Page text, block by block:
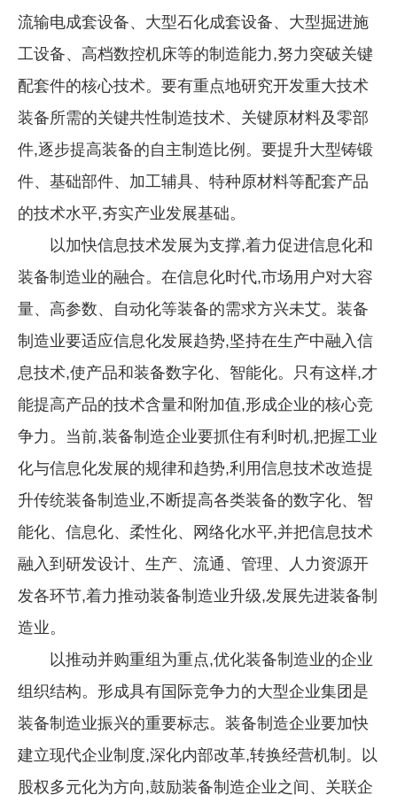
流输电成套设备、大型石化成套设备、大型掘进施
工设备、高档数控机床等的制造能力,努力突破关键
配套件的核心技术。要有重点地研究开发重大技术
装备所需的关键共性制造技术、关键原材料及零部
件,逐步提高装备的自主制造比例。要提升大型铸锻
件、基础部件、加工辅具、特种原材料等配套产品
的技术水平,夯实产业发展基础。
以加快信息技术发展为支撑,着力促进信息化和
装备制造业的融合。在信息化时代,市场用户对大容
量、高参数、自动化等装备的需求方兴未艾。装备
制造业要适应信息化发展趋势,坚持在生产中融入信
息技术,使产品和装备数字化、智能化。只有这样,才
能提高产品的技术含量和附加值,形成企业的核心竞
争力。当前,装备制造企业要抓住有利时机,把握工业
化与信息化发展的规律和趋势,利用信息技术改造提
升传统装备制造业,不断提高各类装备的数字化、智
能化、信息化、柔性化、网络化水平,并把信息技术
融入到研发设计、生产、流通、管理、人力资源开
发各环节,着力推动装备制造业升级,发展先进装备制
造业。
以推动并购重组为重点,优化装备制造业的企业
组织结构。形成具有国际竞争力的大型企业集团是
装备制造业振兴的重要标志。装备制造企业要加快
建立现代企业制度,深化内部改革,转换经营机制。以
股权多元化为方向,鼓励装备制造企业之间、关联企